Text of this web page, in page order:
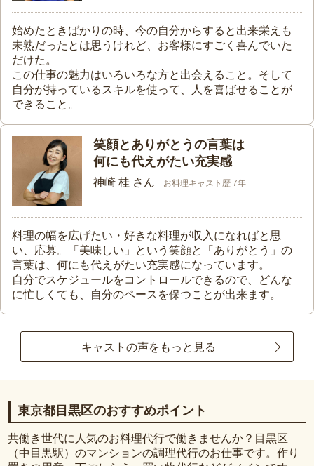
始めたときばかりの時、今の自分からすると出来栄えも
未熟だったとは思うけれど、お客様にすごく喜んでいた
だけた。
この仕事の魅力はいろいろな方と出会えること。そして
自分が持っているスキルを使って、人を喜ばせることが
できること。
笑顔とありがとうの言葉は
何にも代えがたい充実感
神崎 桂 さん お料理キャスト歴 7年
料理の幅を広げたい・好きな料理が収入になればと思
い、応募。「美味しい」という笑顔と「ありがとう」の
言葉は、何にも代えがたい充実感になっています。
自分でスケジュールをコントロールできるので、どんな
に忙しくても、自分のペースを保つことが出来ます。
キャストの声をもっと見る
東京都目黒区のおすすめポイント
共働き世代に人気のお料理代行で働きませんか？目黒区
（中目黒駅）のマンションの調理代行のお仕事です。作り